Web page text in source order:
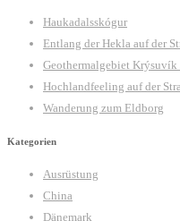
Haukadalsskógur
Entlang der Hekla auf der
Geothermalgebiet Krýsuvík
Hochlandfeeling auf der
Wanderung zum Eldborg
Kategorien
Ausrüstung
China
Dänemark